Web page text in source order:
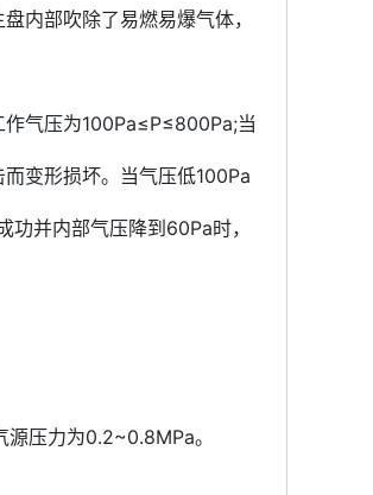
内部吹除了易燃易爆气体，
气压为100Pa≤P≤800Pa;当
变形损坏。当气压低100Pa
并内部气压降到60Pa时，
压力为0.2~0.8MPa。